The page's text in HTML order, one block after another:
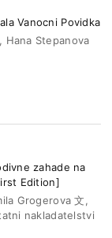
Vanocni Povidka
Hana Stepanova
zahade na
Edition]
Grogerova 文,
nakladatelstvi